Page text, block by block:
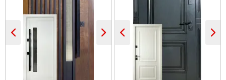
Велике дякую за
виконану роботу і за
двері, все сподобалось,
Двері потрібні були
недорогі, але біль менш,
то в принципі двері и
задоволений я
встановили доволі
швидко, взагалі все
замовлення пройшло
доволі швидко. ...